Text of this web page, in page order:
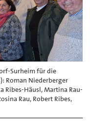
Surheim für die
Roman Niederberger
Ribes-Häusl, Martina Rau-
Rau, Robert Ribes,